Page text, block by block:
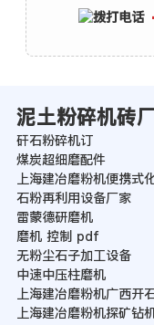
泥土粉碎机砖
矸石粉碎机订
煤炭超细磨配件
上海建冶磨粉机便携式
石粉再利用设备厂家
雷蒙德研磨机
磨机 控制 pdf
无粉尘石子加工设备
中速中压柱磨机
上海建冶磨粉机广西开
上海建冶磨粉机探矿钻